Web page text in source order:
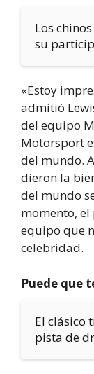
Los
su
«Estoy
admitió
del equipo
Motorsport
del mundo.
dieron la
del mundo
momento,
equipo que
celebridad.
Puede que
El clásico
pista de